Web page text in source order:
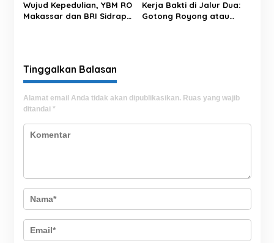
Wujud Kepedulian, YBM RO
Makassar dan BRI Sidrap
Kerja Bakti di Jalur Dua:
Gotong Royong atau
Tinggalkan Balasan
Alamat email Anda tidak akan dipublikasikan. Ruas yang wajib
ditandai *